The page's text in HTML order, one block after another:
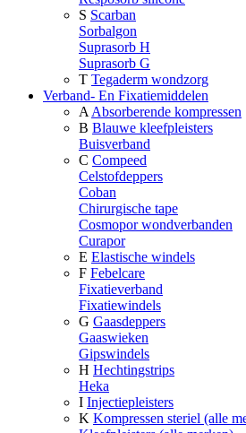
S Scarban
Sorbalgon
Suprasorb H
Suprasorb G
T Tegaderm wondzorg
Verband- En Fixatiemiddelen
A Absorberende kompressen
B Blauwe kleefpleisters
Buisverband
C Compeed
Celstofdeppers
Coban
Chirurgische tape
Cosmopor wondverbanden
Curapor
E Elastische windels
F Febelcare
Fixatieverband
Fixatiewindels
G Gaasdeppers
Gaaswieken
Gipswindels
H Hechtingstrips
Heka
I Injectiepleisters
K Kompressen steriel (alle